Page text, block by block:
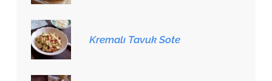
Kremalı Tavuk Sote